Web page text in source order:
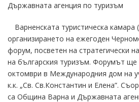
Държавната агенция по туризъм
Варненската туристическа
организирането на ежегоден
форум, посветен на стратегически
на българския туризъм. Форумът ще
октомври в Международния дом на
к.к. „Св. Св.Константин и Елена”.
са Община Варна и Държавната